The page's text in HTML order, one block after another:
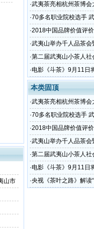
山市
·武夷茶亮相杭州茶博
成果，岩骨花香漫游道
·70多名职业院校选手
·2018中国品牌价值评
幅提升
·武夷山举办千人品茶
·第二届武夷山小茶人社
·电影《斗茶》9月11日
本类固顶
·武夷茶亮相杭州茶博
成果，岩骨花香漫游道
·70多名职业院校选手
·2018中国品牌价值评
幅提升
·武夷山举办千人品茶
·第二届武夷山小茶人社
·电影《斗茶》9月11日
·央视《茶叶之路》解读